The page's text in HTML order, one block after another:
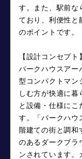
す。また、駅前な
ており、利便性と
のポイントです。
【設計コンセプト】
パークハウスアー
型コンパクトマン
しむ方が快適に
と設備・仕様にこ
す。「パークハウ
階建ての街と調和
のあるダークブラ
ンされています